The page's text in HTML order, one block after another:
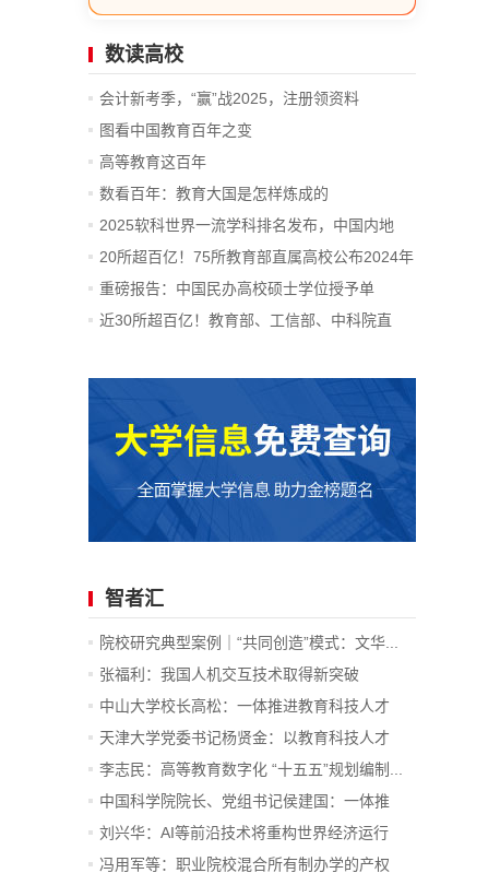
数读高校
会计新考季，“赢”战2025，注册领资料
图看中国教育百年之变
高等教育这百年
数看百年：教育大国是怎样炼成的
2025软科世界一流学科排名发布，中国内地
14...
20所超百亿！75所教育部直属高校公布2024年
决算
重磅报告：中国民办高校硕士学位授予单
位、...
近30所超百亿！教育部、工信部、中科院直
智者汇
院校研究典型案例｜“共同创造”模式：文华...
张福利：我国人机交互技术取得新突破
中山大学校长高松：一体推进教育科技人才
发...
天津大学党委书记杨贤金：以教育科技人才
一...
李志民：高等教育数字化 “十五五”规划编制...
中国科学院院长、党组书记侯建国：一体推
进...
刘兴华：AI等前沿技术将重构世界经济运行
底...
冯用军等：职业院校混合所有制办学的产权